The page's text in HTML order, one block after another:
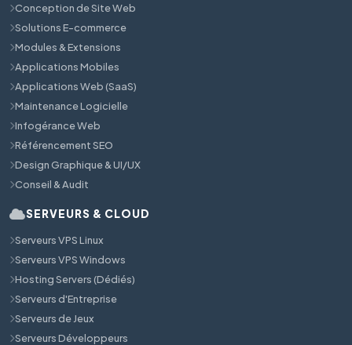
Conception de Site Web
Solutions E-commerce
Modules & Extensions
Applications Mobiles
Applications Web (SaaS)
Maintenance Logicielle
Infogérance Web
Référencement SEO
Design Graphique & UI/UX
Conseil & Audit
SERVEURS & CLOUD
Serveurs VPS Linux
Serveurs VPS Windows
Hosting Servers (Dédiés)
Serveurs d'Entreprise
Serveurs de Jeux
Serveurs Développeurs